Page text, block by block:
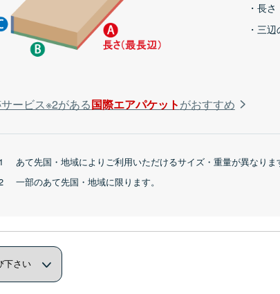
長さ
三辺
ービス※2がある国際エアパケットがおすすめ
あて先国・地域によりご利用いただけるサイズ・重量が異なりま
一部のあて先国・地域に限ります。